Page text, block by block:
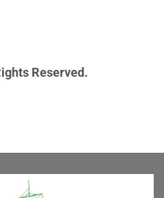
Reserved.